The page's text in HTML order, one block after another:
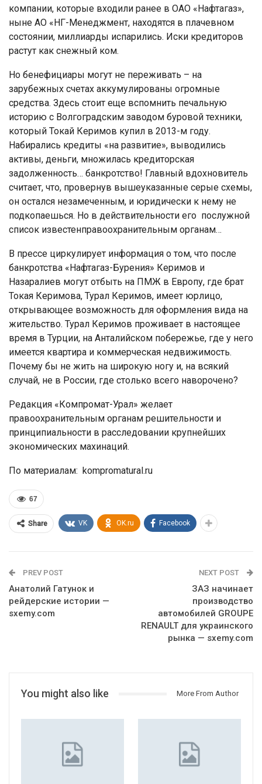
компании, которые входили ранее в ОАО «Нафтагаз»,
ныне АО «НГ-Менеджмент, находятся в плачевном
состоянии, миллиарды испарились. Иски кредиторов
растут как снежный ком.
Но бенефициары могут не переживать – на
зарубежных счетах аккумулированы огромные
средства. Здесь стоит еще вспомнить печальную
историю с Волгоградским заводом буровой техники,
который Токай Керимов купил в 2013-м году.
Набирались кредиты «на развитие», выводились
активы, деньги, множилась кредиторская
задолженность… банкротство! Главный вдохновитель
считает, что, провернув вышеуказанные серые схемы,
он остался незамеченным, и юридически к нему не
подкопаешься. Но в действительности его послужной
список известенправоохранительным органам…
В прессе циркулирует информация о том, что после
банкротства «Нафтагаз-Бурения» Керимов и
Назаралиев могут отбыть на ПМЖ в Европу, где брат
Токая Керимова, Турал Керимов, имеет юрлицо,
открывающее возможность для оформления вида на
жительство. Турал Керимов проживает в настоящее
время в Турции, на Анталийском побережье, где у него
имеется квартира и коммерческая недвижимость.
Почему бы не жить на широкую ногу и, на всякий
случай, не в России, где столько всего наворочено?
Редакция «Компромат-Урал» желает
правоохранительным органам решительности и
принципиальности в расследовании крупнейших
экономических махинаций.
По материалам: kompromatural.ru
67
Share VK OK.ru Facebook
PREV POST
Анатолий Гатунок и
рейдерские истории —
sxemy.com
NEXT POST
ЗАЗ начинает
производство
автомобилей GROUPE
RENAULT для украинского
рынка — sxemy.com
You might also like More From Author